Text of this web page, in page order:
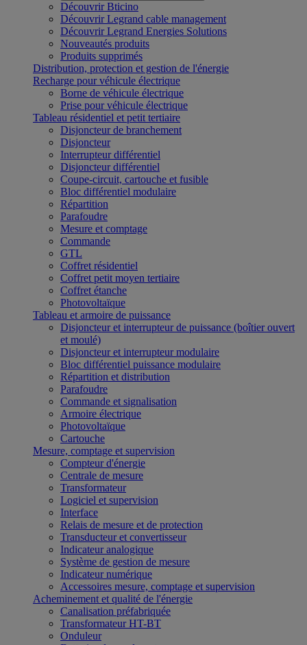
Découvrir Bticino
Découvrir Legrand cable management
Découvrir Legrand Energies Solutions
Nouveautés produits
Produits supprimés
Distribution, protection et gestion de l'énergie
Recharge pour véhicule électrique
Borne de véhicule électrique
Prise pour véhicule électrique
Tableau résidentiel et petit tertiaire
Disjoncteur de branchement
Disjoncteur
Interrupteur différentiel
Disjoncteur différentiel
Coupe-circuit, cartouche et fusible
Bloc différentiel modulaire
Répartition
Parafoudre
Mesure et comptage
Commande
GTL
Coffret résidentiel
Coffret petit moyen tertiaire
Coffret étanche
Photovoltaïque
Tableau et armoire de puissance
Disjoncteur et interrupteur de puissance (boîtier ouvert
et moulé)
Disjoncteur et interrupteur modulaire
Bloc différentiel puissance modulaire
Répartition et distribution
Parafoudre
Commande et signalisation
Armoire électrique
Photovoltaïque
Cartouche
Mesure, comptage et supervision
Compteur d'énergie
Centrale de mesure
Transformateur
Logiciel et supervision
Interface
Relais de mesure et de protection
Transducteur et convertisseur
Indicateur analogique
Système de gestion de mesure
Indicateur numérique
Accessoires mesure, comptage et supervision
Acheminement et qualité de l'énergie
Canalisation préfabriquée
Transformateur HT-BT
Onduleur